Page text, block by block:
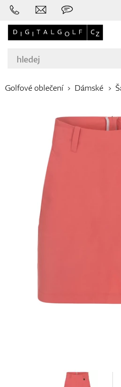
Golfové oblečení Dámské